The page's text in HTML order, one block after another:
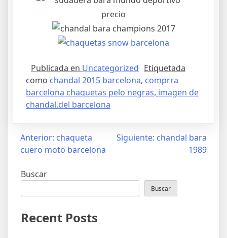
Publicada en Uncategorized Etiquetada
como chandal 2015 barcelona, comprra
barcelona chaquetas pelo negras, imagen de
chandal.del barcelona
Navegación
entradas
Anterior: chaqueta
cuero moto barcelona
Siguiente: chandal bara
1989
Buscar
Buscar
Recent Posts